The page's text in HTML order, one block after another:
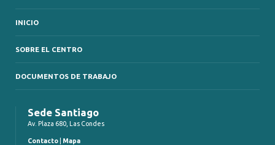
INICIO
SOBRE EL CENTRO
DOCUMENTOS DE TRABAJO
Sede Santiago
Av. Plaza 680, Las Condes
Contacto Mapa